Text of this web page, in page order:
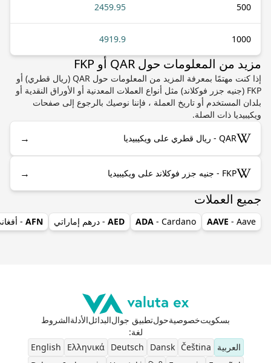
500
2459.95
1000
4919.9
مزيد من المعلومات حول QAR أو FKP
إذا كنت مهتمًا بمعرفة المزيد من المعلومات حول QAR (ريال قطري) أو
FKP (جنيه جزر فوكلاند) مثل أنواع العملات المعدنية أو الأوراق النقدية أو
بلدان المستخدم أو تاريخ العملة ، فإننا نوصيك بالرجوع إلى صفحات
ويكيبيديا ذات الصلة.
QAR - ريال قطري على ويكيبيديا →
FKP - جنيه جزر فوكلاند على ويكيبيديا →
جميع العملات
AAVE - Aave
ADA - Cardano
AED - درهم إماراتي AFN
-
بسكويتخصوصيةحولتطبيق جوالالبدائلالأدلةالشروط
لغة:
العربية
Čeština
Dansk
Deutsch
Ελληνικά
English